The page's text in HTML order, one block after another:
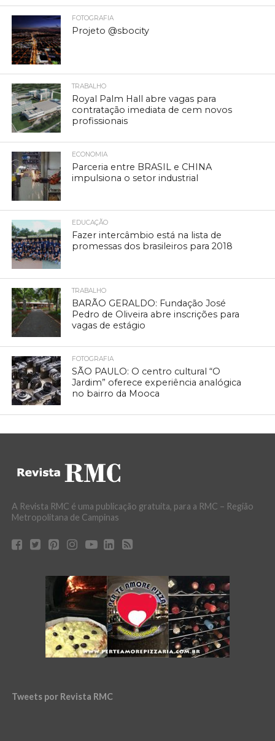
FOTOGRAFIA
Projeto @sbocity
TRABALHO
Royal Palm Hall abre vagas para
contratação imediata de cem novos
profissionais
ECONOMIA
Parceria entre BRASIL e CHINA
impulsiona o setor industrial
EDUCAÇÃO
Fazer intercâmbio está na lista de
promessas dos brasileiros para 2018
TRABALHO
BARÃO GERALDO: Fundação José
Pedro de Oliveira abre inscrições para
vagas de estágio
FOTOGRAFIA
SÃO PAULO: O centro cultural “O
Jardim” oferece experiência analógica
no bairro da Mooca
A Revista RMC é uma publicação gratuita, para a RMC – Região
Metropolitana de Campinas
Tweets por Revista RMC